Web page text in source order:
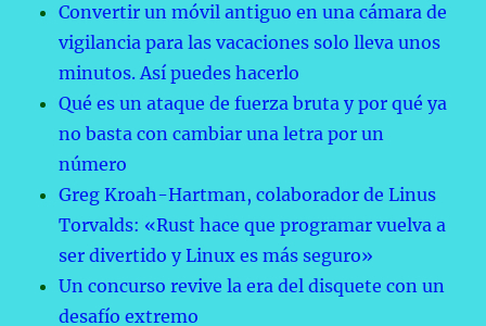
Convertir un móvil antiguo en una cámara de
vigilancia para las vacaciones solo lleva unos
minutos. Así puedes hacerlo
Qué es un ataque de fuerza bruta y por qué ya
no basta con cambiar una letra por un
número
Greg Kroah-Hartman, colaborador de Linus
Torvalds: «Rust hace que programar vuelva a
ser divertido y Linux es más seguro»
Un concurso revive la era del disquete con un
desafío extremo